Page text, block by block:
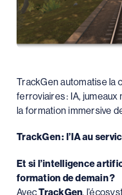
TrackGen automatise la
ferroviaires : IA,
la formation immersive
TrackGen: l’IA au
Et si l’intelligence
formation de demain?
AvecTrackGen,